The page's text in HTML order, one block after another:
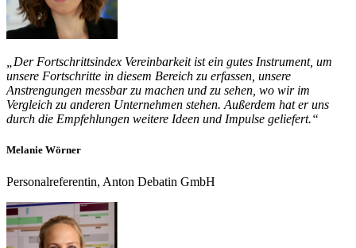
„Der Fortschrittsindex Vereinbarkeit ist ein gutes Instrument, um
unsere Fortschritte in diesem Bereich zu erfassen, unsere
Anstrengungen messbar zu machen und zu sehen, wo wir im
Vergleich zu anderen Unternehmen stehen. Außerdem hat er uns
durch die Empfehlungen weitere Ideen und Impulse geliefert.“
Melanie Wörner
Personalreferentin, Anton Debatin GmbH